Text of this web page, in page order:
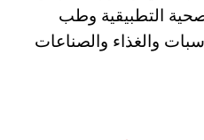
التطبيقية وطب
والغذاء والصناعات